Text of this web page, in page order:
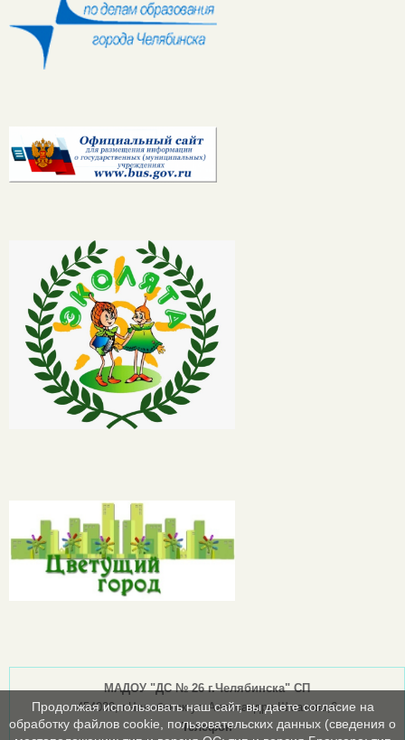
МАДОУ "ДС № 26 г.Челябинска" СП
454030, г.Челябинск ул.Александра Шмакова,6
Телефон
Продолжая использовать наш сайт, вы даете согласие на
обработку файлов cookie, пользовательских данных (сведения о